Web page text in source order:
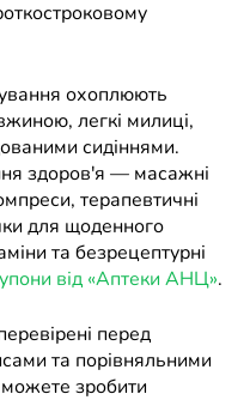
охоплюють
легкі милиці,
сидіннями.
здоров'я — масажні
терапевтичні
для щоденного
та безрецептурні
від «Аптеки АНЦ».
перед
та порівняльними
зробити